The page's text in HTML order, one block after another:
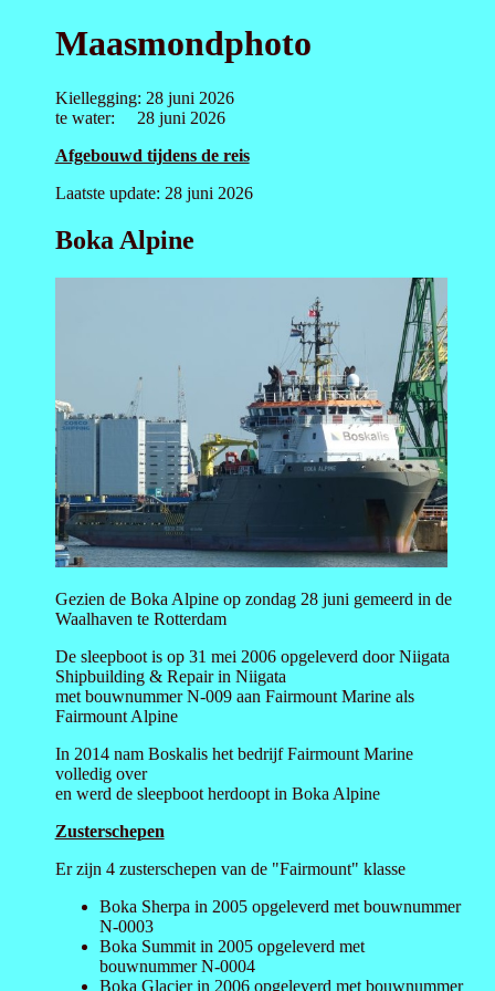
Maasmondphoto
Kiellegging: 28 juni 2026
te water: 28 juni 2026
Afgebouwd tijdens de reis
Laatste update: 28 juni 2026
Boka Alpine
Gezien de Boka Alpine op zondag 28 juni gemeerd in de
Waalhaven te Rotterdam
De sleepboot is op 31 mei 2006 opgeleverd door Niigata
Shipbuilding & Repair in Niigata
met bouwnummer N-009 aan Fairmount Marine als
Fairmount Alpine
In 2014 nam Boskalis het bedrijf Fairmount Marine
volledig over
en werd de sleepboot herdoopt in Boka Alpine
Zusterschepen
Er zijn 4 zusterschepen van de "Fairmount" klasse
Boka Sherpa in 2005 opgeleverd met bouwnummer
N-0003
Boka Summit in 2005 opgeleverd met
bouwnummer N-0004
Boka Glacier in 2006 opgeleverd met bouwnummer